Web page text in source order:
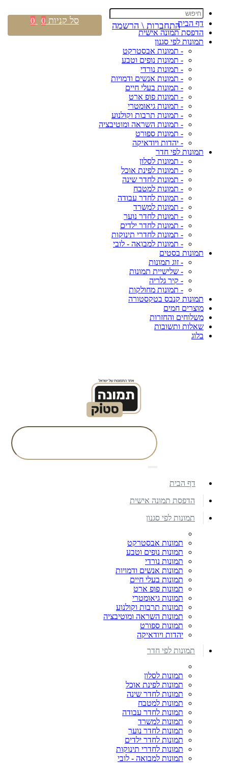
דף הבית
הדפסת תמונה אישית
תמונות לפי סגנון
- תמונות אבסטרקט
- תמונות נופים וטבע
- תמונות נורדי
- תמונות אנשים ודמויות
- תמונות בעלי חיים
- תמונות פופ ארט
- תמונות גיאומטרי
- תמונות תרבות וקולנוע
- תמונות השראה ומוטיבציה
- תמונות ספורט
- יהדות ויודאיקה
תמונות לפי חדר
- תמונות לסלון
- תמונות לפינת אוכל
- תמונות לחדר שינה
- תמונות למטבח
- תמונות לחדר עבודה
- תמונות למשרד
- תמונות לחדר נוער
- תמונות לחדר ילדים
- תמונות לחדרי תינוקות
- תמונות למבואה - לובי
תמונות בסטים
- זוג תמונות
- שלישיית תמונות
- קיר גלריה
- תמונות מחולקות
תמונות קנבס בטקסטורה
מוצרים חמים
משלוחים והחזרות
שאלות ותשובות
בלוג
התחברות \ הרשמה סל קניות 0
0
דף הבית
הדפסת תמונה אישית
תמונות לפי סגנון
תמונות אבסטרקט
תמונות נופים וטבע
תמונות נורדי
תמונות אנשים ודמויות
תמונות בעלי חיים
תמונות פופ ארט
תמונות גיאומטרי
תמונות תרבות וקולנוע
תמונות השראה ומוטיבציה
תמונות ספורט
יהדות ויודאיקה
תמונות לפי חדר
תמונות לסלון
תמונות לפינת אוכל
תמונות לחדר שינה
תמונות למטבח
תמונות לחדר עבודה
תמונות למשרד
תמונות לחדר נוער
תמונות לחדר ילדים
תמונות לחדרי תינוקות
תמונות למבואה - לובי